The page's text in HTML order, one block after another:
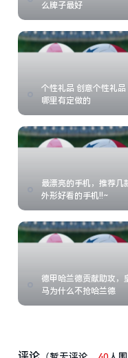
么牌子最好
个性礼品 创意个性礼品
哪里有定做的
最漂亮的手机，推荐几
外形好看的手机!!~
德甲哈兰德贡献助攻，
马为什么不抢哈兰德